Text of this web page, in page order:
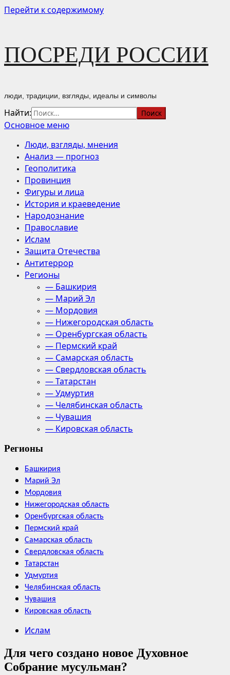
Перейти к содержимому
ПОСРЕДИ РОССИИ
люди, традиции, взгляды, идеалы и символы
Найти:
Основное меню
Люди, взгляды, мнения
Анализ — прогноз
Геополитика
Провинция
Фигуры и лица
История и краеведение
Народознание
Православие
Ислам
Защита Отечества
Антитеррор
Регионы
— Башкирия
— Марий Эл
— Мордовия
— Нижегородская область
— Оренбургская область
— Пермский край
— Самарская область
— Свердловская область
— Татарстан
— Удмуртия
— Челябинская область
— Чувашия
— Кировская область
Регионы
Башкирия
Марий Эл
Мордовия
Нижегородская область
Оренбургская область
Пермский край
Самарская область
Свердловская область
Татарстан
Удмуртия
Челябинская область
Чувашия
Кировская область
Ислам
Для чего создано новое Духовное
Собрание мусульман?